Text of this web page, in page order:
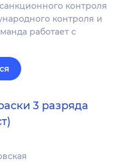
контроля
контроля и
работает с
3 разряда